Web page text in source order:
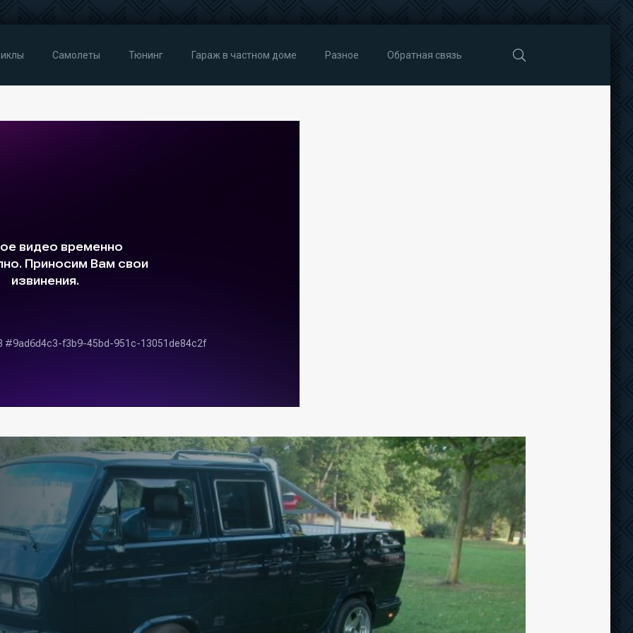
Самолеты Тюнинг Гараж в частном доме Разное Обратная связь